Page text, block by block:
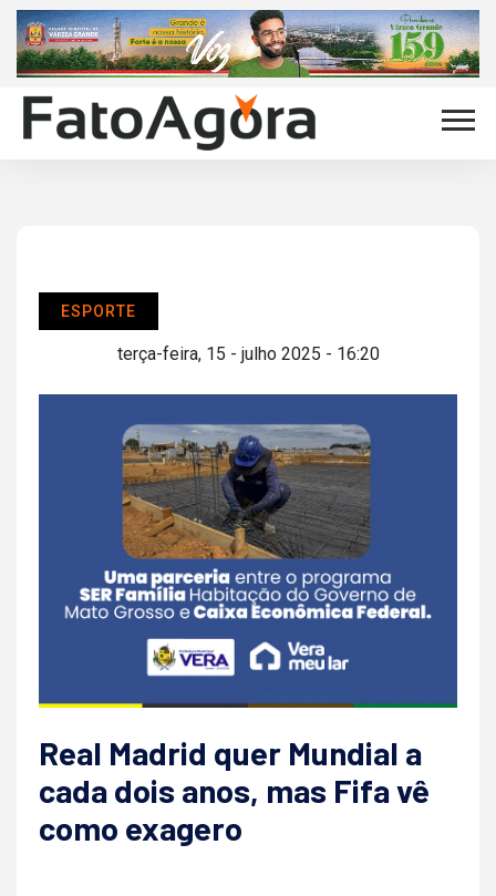
ESPORTE
terça-feira, 15 - julho 2025 - 16:20
Real Madrid quer Mundial a
cada dois anos, mas Fifa vê
como exagero